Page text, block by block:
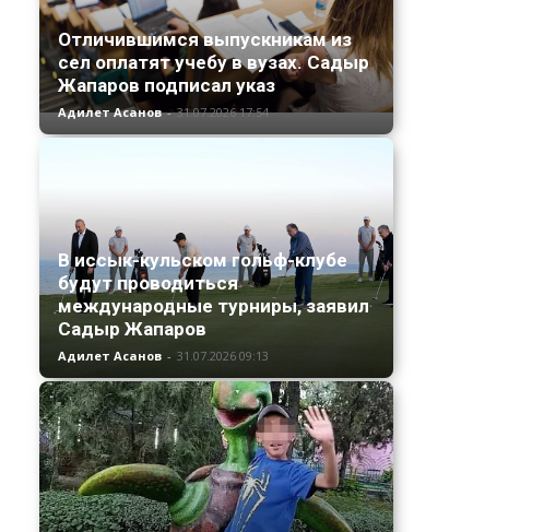
Отличившимся выпускникам из
сел оплатят учебу в вузах. Садыр
Жапаров подписал указ
Адилет Асанов - 31.07.2026 17:54
В иссык-кульском гольф-клубе
будут проводиться
международные турниры, заявил
Садыр Жапаров
Адилет Асанов - 31.07.2026 09:13